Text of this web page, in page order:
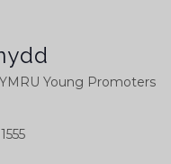
Young Promoters